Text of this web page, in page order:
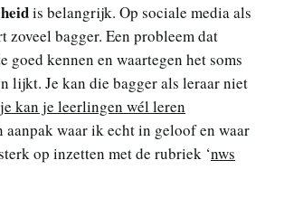
is belangrijk. Op sociale media als
zoveel bagger. Een probleem dat
goed kennen en waartegen het soms
lijkt. Je kan die bagger als leraar niet
je kan je leerlingen wél leren
aanpak waar ik echt in geloof en waar
op inzetten met de rubriek ‘nws